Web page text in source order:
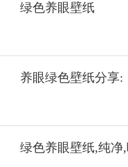
绿色养眼壁纸
养眼绿色壁纸分享:
绿色养眼壁纸,纯净